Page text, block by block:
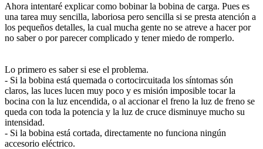
Ahora intentaré explicar como bobinar la bobina de carga. Pues es
una tarea muy sencilla, laboriosa pero sencilla si se presta atención a
los pequeños detalles, la cual mucha gente no se atreve a hacer por
no saber o por parecer complicado y tener miedo de romperlo.
Lo primero es saber si ese el problema.
- Si la bobina está quemada o cortocircuitada los síntomas són
claros, las luces lucen muy poco y es misión imposible tocar la
bocina con la luz encendida, o al accionar el freno la luz de freno se
queda con toda la potencia y la luz de cruce disminuye mucho su
intensidad.
- Si la bobina está cortada, directamente no funciona ningún
accesorio eléctrico.